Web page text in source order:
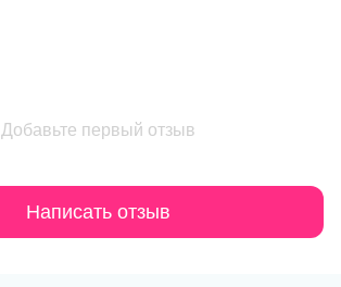
Добавьте первый отзыв
Написать отзыв